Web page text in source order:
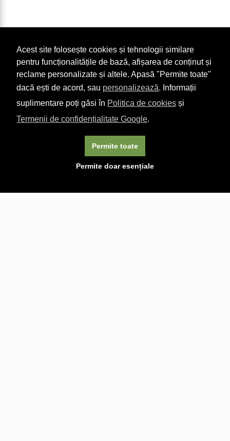
Acest site folosește cookies și tehnologii similare
pentru funcționalitățile de bază, afișarea de conținut și
reclame personalizate și altele. Apasă "Permite toate"
dacă ești de acord, sau personalizează. Informații
suplimentare poți găsi în Politica de cookies și
Termenii de confidențialitate Google.
Permite doar esențiale
Permite toate
exprimați acordul asupra folosirii cookie-urilor.